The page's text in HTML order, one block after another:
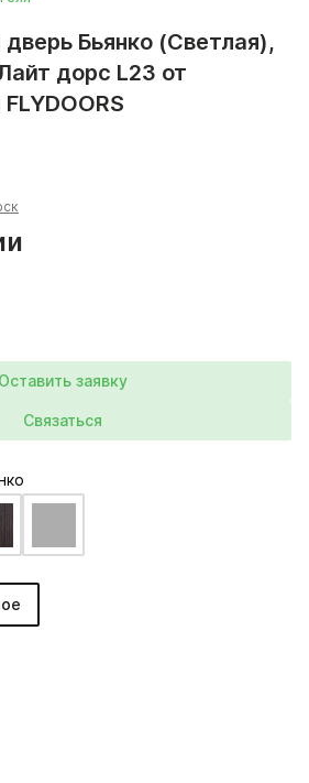
Бьянко (Светлая),
дорс L23 от
Оставить заявку
Связаться